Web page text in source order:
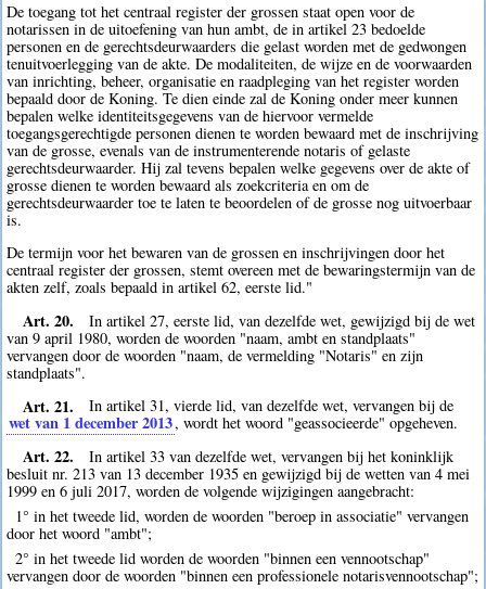
De toegang tot het centraal register der grossen staat open voor de
notarissen in de uitoefening van hun ambt, de in artikel 23 bedoelde
personen en de gerechtsdeurwaarders die gelast worden met de gedwongen
tenuitvoerlegging van de akte. De modaliteiten, de wijze en de voorwaarden
van inrichting, beheer, organisatie en raadpleging van het register worden
bepaald door de Koning. Te dien einde zal de Koning onder meer kunnen
bepalen welke identiteitsgegevens van de hiervoor vermelde
toegangsgerechtigde personen dienen te worden bewaard met de inschrijving
van de grosse, evenals van de instrumenterende notaris of gelaste
gerechtsdeurwaarder. Hij zal tevens bepalen welke gegevens over de akte of
grosse dienen te worden bewaard als zoekcriteria en om de
gerechtsdeurwaarder toe te laten te beoordelen of de grosse nog uitvoerbaar
is.
De termijn voor het bewaren van de grossen en inschrijvingen door het
centraal register der grossen, stemt overeen met de bewaringstermijn van de
akten zelf, zoals bepaald in artikel 62, eerste lid."
Art. 20.
In artikel 27, eerste lid, van dezelfde wet, gewijzigd bij de wet
van 9 april 1980, worden de woorden "naam, ambt en standplaats"
vervangen door de woorden "naam, de vermelding "Notaris" en zijn
standplaats".
Art. 21. In artikel 31, vierde lid, van dezelfde wet, vervangen bij de
wet van 1 december 2013, wordt het woord "geassocieerde" opgeheven.
Art. 22.
In artikel 33 van dezelfde wet, vervangen bij het koninklijk
besluit nr. 213 van 13 december 1935 en gewijzigd bij de wetten van 4 mei
1999 en 6 juli 2017, worden de volgende wijzigingen aangebracht:
1° in het tweede lid, worden de woorden "beroep in associatie" vervangen
door het woord "ambt";
2° in het tweede lid worden de woorden "binnen een vennootschap"
vervangen door de woorden "binnen een professionele notarisvennootschap";